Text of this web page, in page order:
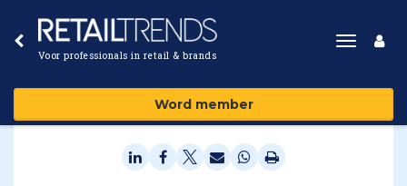
Voor professionals in retail & brands
Toggle
Word member